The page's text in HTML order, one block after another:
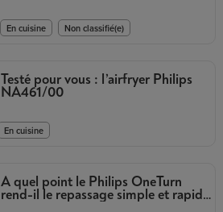
En cuisine Non classifié(e)
Testé pour vous : l’airfryer Philips
NA461/00
En cuisine
À quel point le Philips OneTurn
rend-il le repassage simple et rapide